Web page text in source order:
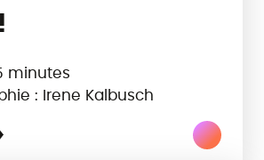
minutes
: Irene Kalbusch